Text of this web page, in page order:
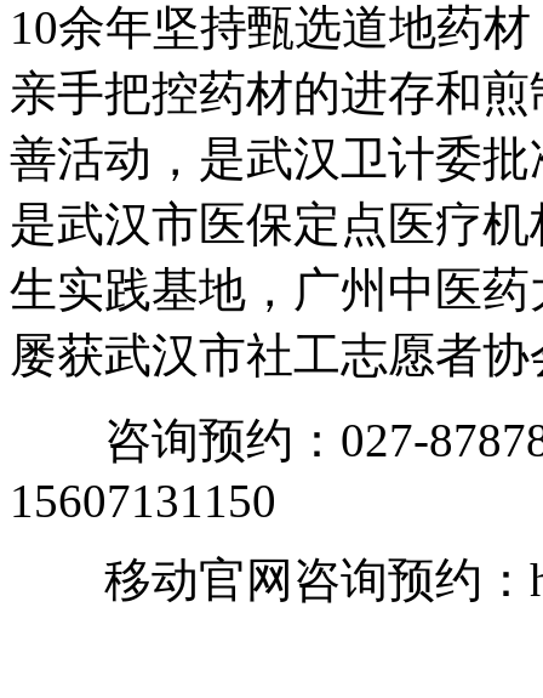
10余年坚持甄选道地药
亲手把控药材的进存和
善活动，是武汉卫计委
是武汉市医保定点医疗
生实践基地，广州中医
屡获武汉市社工志愿者
咨询预约：027-
15607131150
移动官网咨询预约：